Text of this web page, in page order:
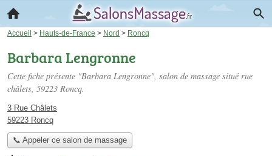
Accueil > Hauts-de-France > Nord > Roncq
Barbara Lengronne
Cette fiche présente "Barbara Lengronne", salon de massage situé rue
châlets, 59223 Roncq.
3 Rue Châlets
59223 Roncq
📞 Appeler ce salon de massage